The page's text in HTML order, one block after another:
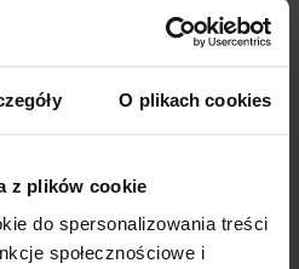
O plikach cookies
z plików cookie
do spersonalizowania treści
społecznościowe i
Mechanizm działa